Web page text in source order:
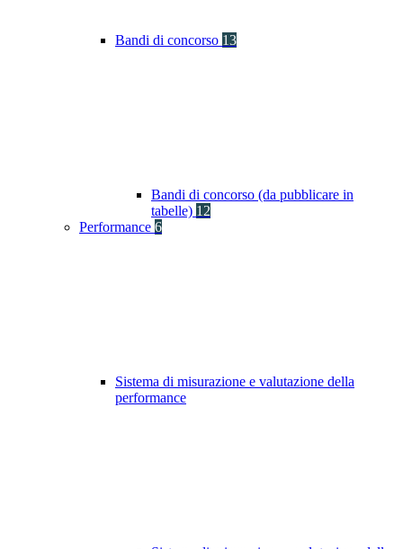
Bandi di concorso 13
Bandi di concorso (da pubblicare in
tabelle) 12
Performance 6
Sistema di misurazione e valutazione della
performance